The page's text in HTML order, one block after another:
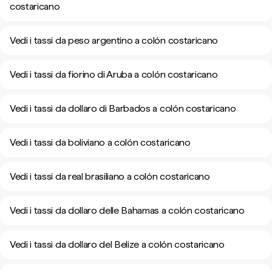
costaricano
Vedi i tassi da peso argentino a colón costaricano
Vedi i tassi da fiorino di Aruba a colón costaricano
Vedi i tassi da dollaro di Barbados a colón costaricano
Vedi i tassi da boliviano a colón costaricano
Vedi i tassi da real brasiliano a colón costaricano
Vedi i tassi da dollaro delle Bahamas a colón costaricano
Vedi i tassi da dollaro del Belize a colón costaricano